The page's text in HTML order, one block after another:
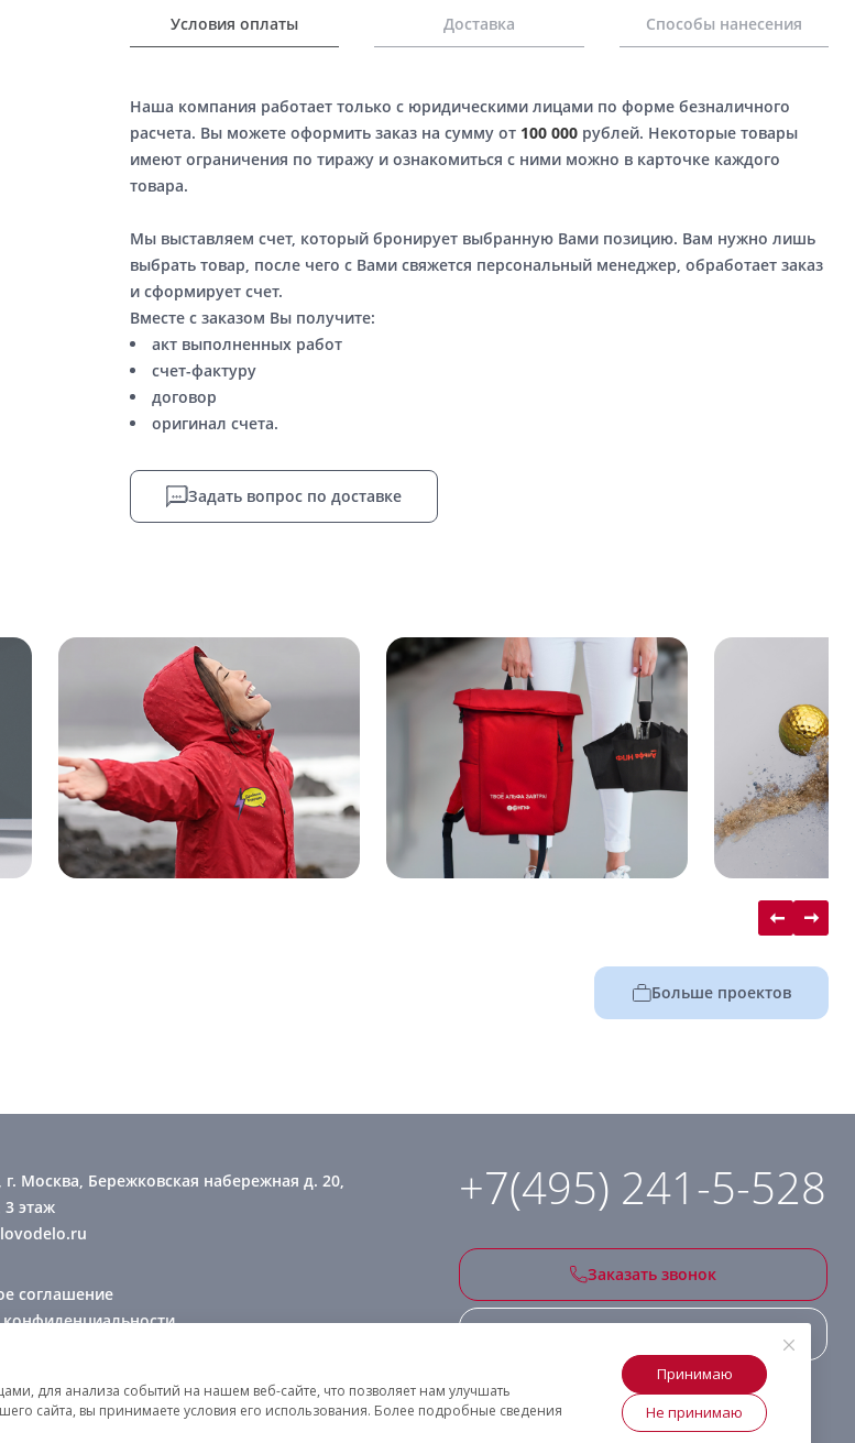
Условия оплаты Доставка Способы нанесения
Наша компания работает только с юридическими лицами по форме безналичного
расчета. Вы можете оформить заказ на сумму от 100 000рублей. Некоторые товары
имеют ограничения по тиражу и ознакомиться с ними можно в карточке каждого
товара.
Мы выставляем счет, который бронирует выбранную Вами позицию. Вам нужно лишь
выбрать товар, после чего с Вами свяжется персональный менеджер, обработает заказ
и сформирует счет.
Вместе с заказом Вы получите:
акт выполненных работ
счет-фактуру
договор
оригинал счета.
Задать вопрос по доставке
Больше проектов
г. Москва, Бережковская набережная д. 20,
3 этаж
+7(495) 241-5-528
Заказать звонок
соглашение
для анализа событий на нашем веб-сайте, что позволяет нам улучшать
сайта, вы принимаете условия его использования. Более подробные сведения
Принимаю
Не принимаю